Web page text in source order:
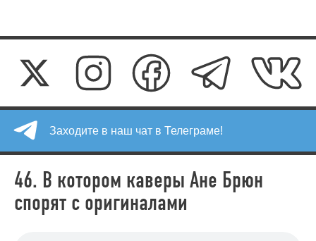
Заходите в наш чат в Телеграме!
46. В котором каверы Ане Брюн
спорят с оригиналами